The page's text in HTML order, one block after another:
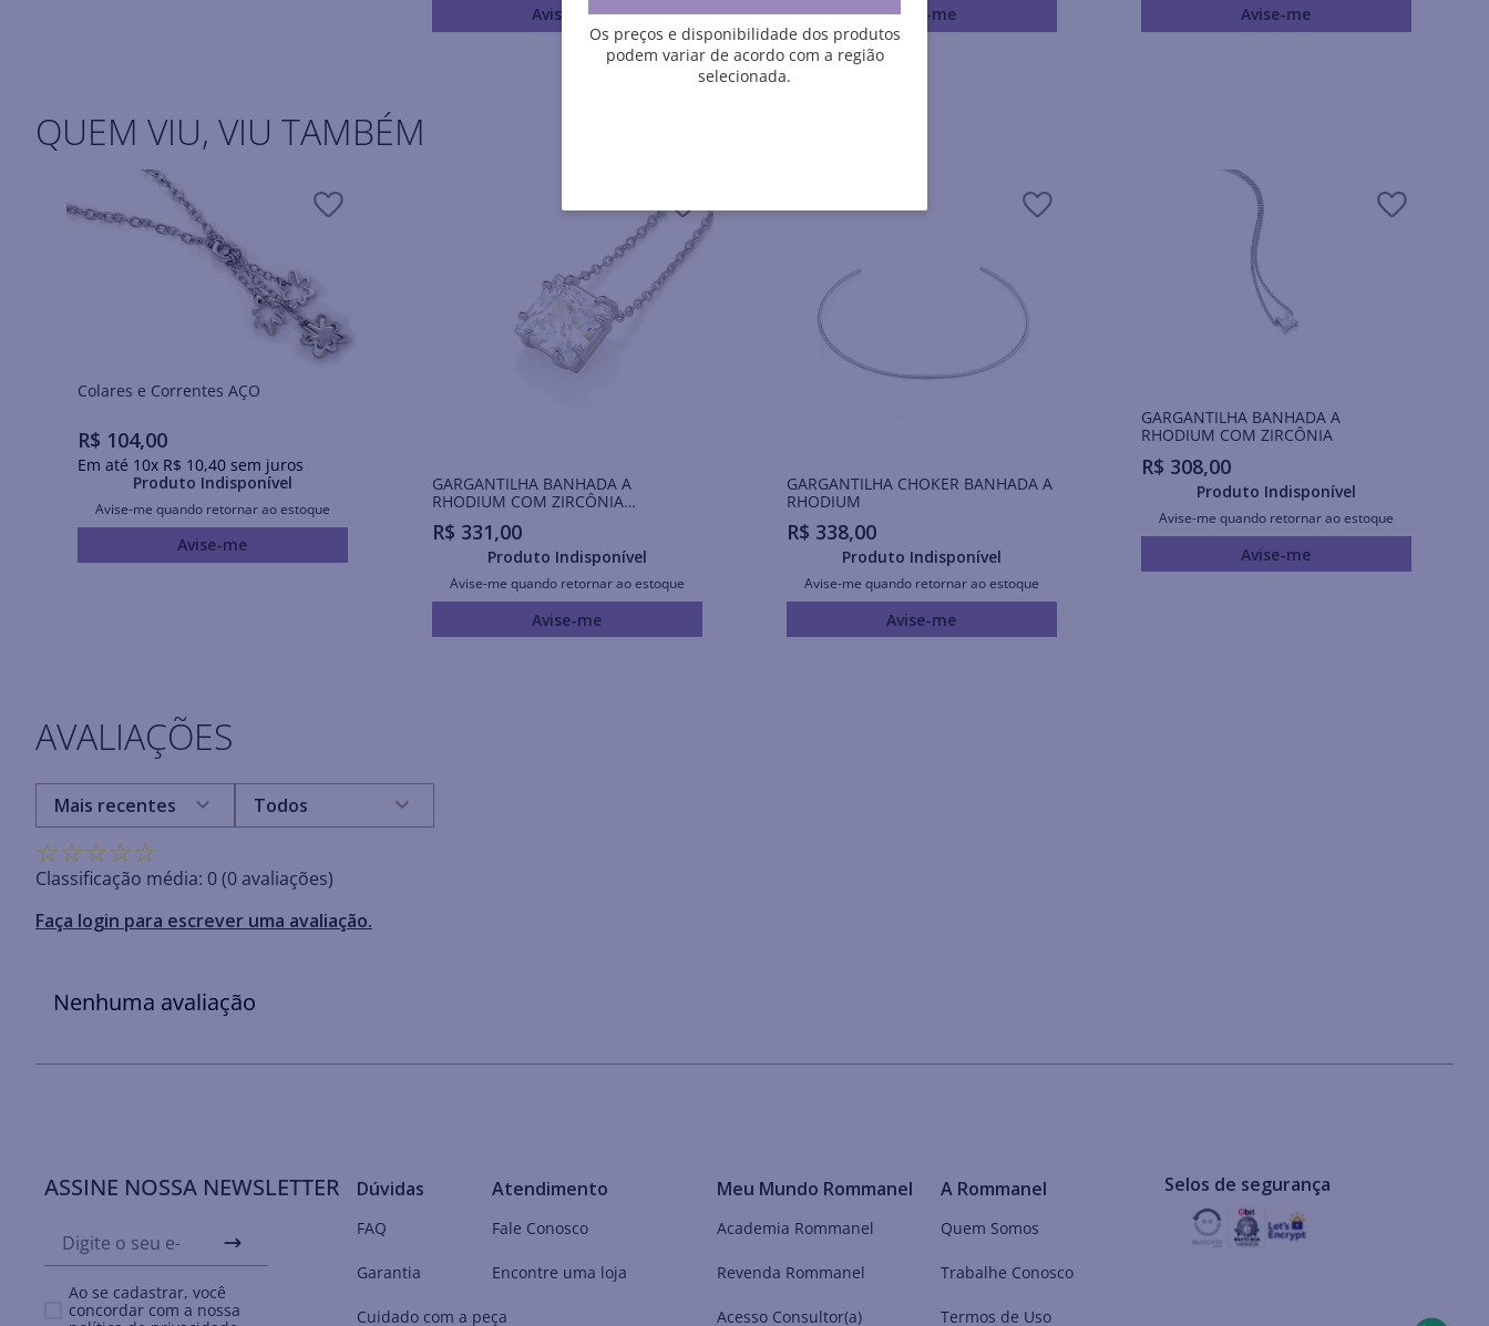
Avise-me Avise-me Avise-me
QUEM VIU, VIU TAMBÉM
Colares e Correntes AÇO
R$ 104,00
Em até 10x R$ 10,40sem juros
Produto Indisponível
Avise-me quando retornar ao estoque
Avise-me
GARGANTILHA BANHADA A
RHODIUM COM ZIRCÔNIA
R$ 331,00
Produto Indisponível
Avise-me quando retornar ao estoque
Avise-me
GARGANTILHA CHOKER BANHADA A
RHODIUM
R$ 338,00
Produto Indisponível
Avise-me quando retornar ao estoque
Avise-me
GARGANTILHA BANHADA A
RHODIUM COM ZIRCÔNIA
R$ 308,00
Produto Indisponível
Avise-me quando retornar ao estoque
Avise-me
AVALIAÇÕES
☆☆☆☆☆
Classificação média: 0(0 avaliações)
Faça login para escrever uma avaliação.
Mais recentes Todos
Nenhuma avaliação
ASSINE NOSSA NEWSLETTER
Ao se cadastrar, você
concordar com a nossa
Dúvidas
FAQ
Garantia
Cuidado com a peça
Atendimento
Fale Conosco
Encontre uma loja
Meu Mundo Rommanel
Academia Rommanel
Revenda Rommanel
Acesso Consultor(a)
A Rommanel
Quem Somos
Trabalhe Conosco
Termos de Uso
Selos de segurança
Os preços e disponibilidade dos produtos
podem variar de acordo com a região
selecionada.